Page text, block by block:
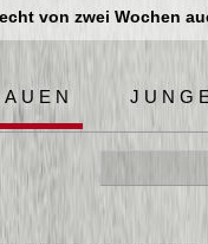
von zwei Wochen